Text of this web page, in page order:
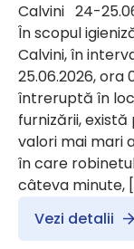
Calvini 24-
În scopul
Calvini, în
25.06.2026, ora
întreruptă în
furnizării,
valori mai mari
în care
câteva minute,
Vezi detalii